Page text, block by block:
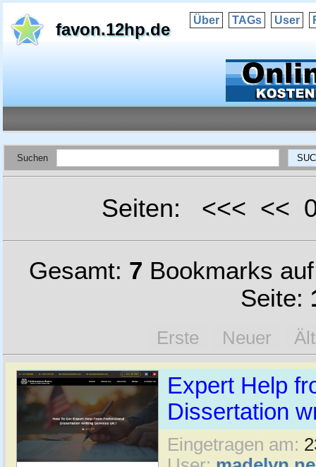
favon.12hp.de Über TAGs User
Suchen
Seiten: <<< <<
Gesamt: 7 Bookmarks
Seite:
Erste Neuer
Expert Help
Dissertation
Eingetragen am: